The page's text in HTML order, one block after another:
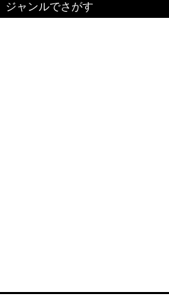
ジャンルでさがす